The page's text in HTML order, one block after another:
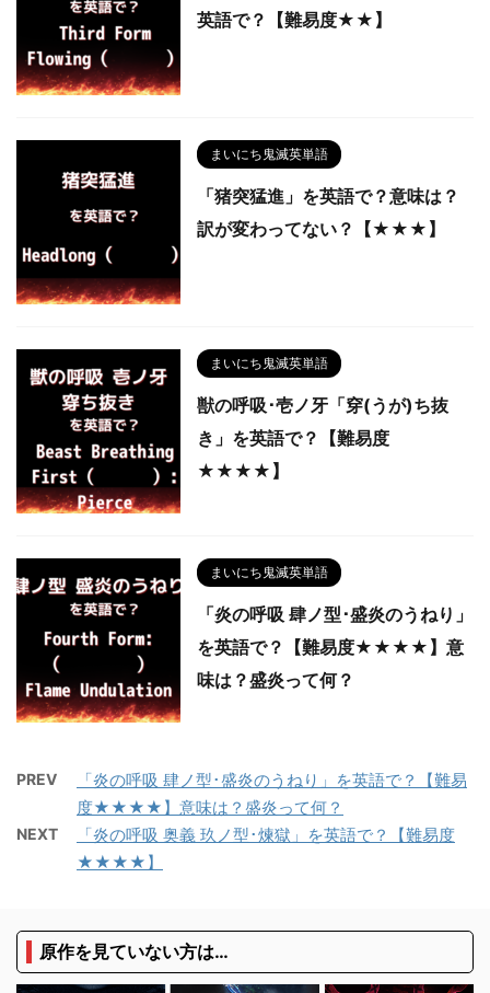
英語で？【難易度★★】
まいにち鬼滅英単語
「猪突猛進」を英語で？意味は？
訳が変わってない？【★★★】
まいにち鬼滅英単語
獣の呼吸･壱ノ牙「穿(うが)ち抜
き」を英語で？【難易度
★★★★】
まいにち鬼滅英単語
「炎の呼吸 肆ノ型･盛炎のうねり」
を英語で？【難易度★★★★】意
味は？盛炎って何？
PREV
「炎の呼吸 肆ノ型･盛炎のうねり」を英語で？【難易
度★★★★】意味は？盛炎って何？
NEXT
「炎の呼吸 奥義 玖ノ型･煉獄」を英語で？【難易度
★★★★】
原作を見ていない方は…